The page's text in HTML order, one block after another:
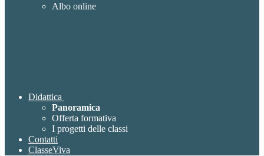
Albo online
Didattica
Panoramica
Offerta formativa
I progetti delle classi
Contatti
ClasseViva